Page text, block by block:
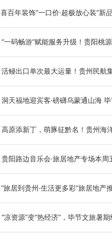
喜百年装饰“一口价·超极放心装”新
“一码畅游”赋能服务升级！贵阳桃
活鳗出口单次最大运量！贵州民航
洞天福地迎宾客·磅礴乌蒙通山海
高原添新丁，萌豚征黔名！贵州海
贵阳路边音乐会·旅居地产专场本周
“旅居到贵州·生活更多彩”旅居地产
“凉资源”变“热经济”，毕节文旅暑